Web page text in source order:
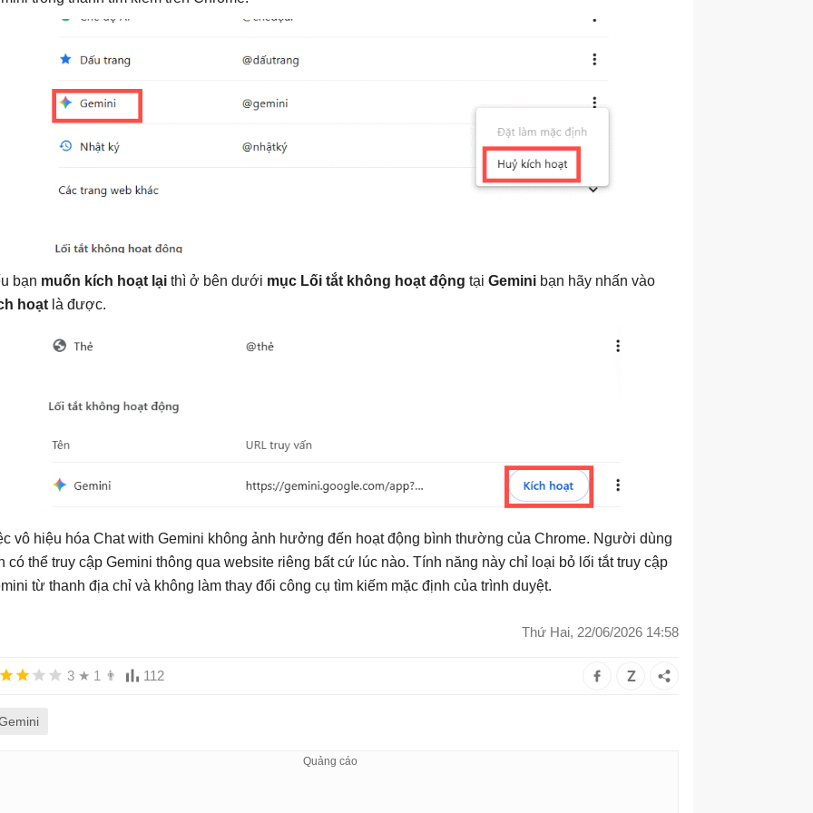
bạn muốn kích hoạt lại thì ở bên dưới mục Lối tắt không hoạt động tại Gemini bạn hãy nhấn vào
hoạt là được.
vô hiệu hóa Chat with Gemini không ảnh hưởng đến hoạt động bình thường của Chrome. Người dùng
có thể truy cập Gemini thông qua website riêng bất cứ lúc nào. Tính năng này chỉ loại bỏ lối tắt truy cập
từ thanh địa chỉ và không làm thay đổi công cụ tìm kiếm mặc định của trình duyệt.
Thứ Hai, 22/06/2026 14:58
3 ★ 1 👨 112